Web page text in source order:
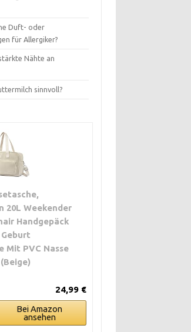
Duft- oder
für Allergiker?
Nähte an
sinnvoll?
20L Weekender
Handgepäck
Geburt
Mit PVC Nasse
24,99 €
Bei Amazon
ansehen